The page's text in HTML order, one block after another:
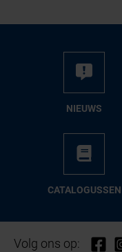
NIEUWS
CA­TA­LO­GUS­SEN
Volg ons op: